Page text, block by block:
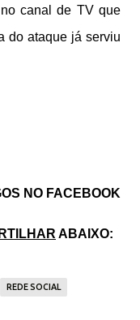
canal de TV que
do ataque já serviu
NO FACEBOOK
ABAIXO:
REDE SOCIAL